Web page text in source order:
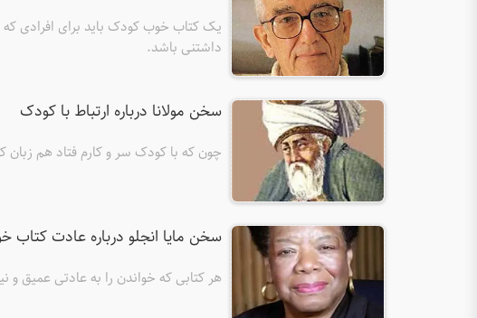
یک کتاب خوب کودک باید برای افرادی
داشتنی باشد.
سخن مولانا درباره ارتباط با کودک
چون که با کودک سر و کارم فتاد هم زبان
سخن مایا انجلو درباره عادت کتاب
هر کتابی که خواندن را به عادتی عمیق